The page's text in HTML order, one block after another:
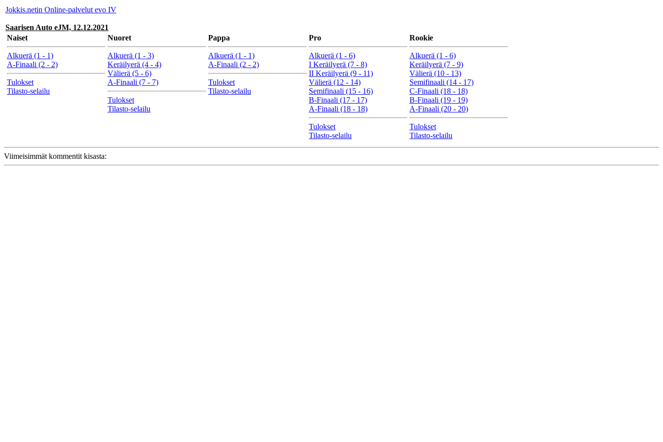
Jokkis.netin Online-palvelut evo IV
Saarisen Auto eJM, 12.12.2021
Naiset
Alkuerä (1 - 1)
A-Finaali (2 - 2)
Tulokset
Tilasto-selailu
Nuoret
Alkuerä (1 - 3)
Keräilyerä (4 - 4)
Välierä (5 - 6)
A-Finaali (7 - 7)
Tulokset
Tilasto-selailu
Pappa
Alkuerä (1 - 1)
A-Finaali (2 - 2)
Tulokset
Tilasto-selailu
Pro
Alkuerä (1 - 6)
I Keräilyerä (7 - 8)
II Keräilyerä (9 - 11)
Välierä (12 - 14)
Semifinaali (15 - 16)
B-Finaali (17 - 17)
A-Finaali (18 - 18)
Tulokset
Tilasto-selailu
Rookie
Alkuerä (1 - 6)
Keräilyerä (7 - 9)
Välierä (10 - 13)
Semifinaali (14 - 17)
C-Finaali (18 - 18)
B-Finaali (19 - 19)
A-Finaali (20 - 20)
Tulokset
Tilasto-selailu
Viimeisimmät kommentit kisasta: